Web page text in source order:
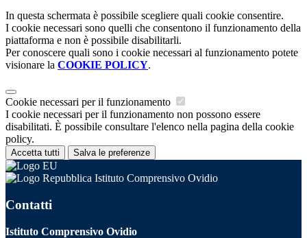
In questa schermata è possibile scegliere quali cookie consentire.
I cookie necessari sono quelli che consentono il funzionamento della
piattaforma e non è possibile disabilitarli.
Per conoscere quali sono i cookie necessari al funzionamento potete
visionare la COOKIE POLICY.
Cookie necessari per il funzionamento
I cookie necessari per il funzionamento non possono essere
disabilitati. È possibile consultare l'elenco nella pagina della cookie
policy.
Accetta tutti Salva le preferenze
Istituto Comprensivo Ovidio
Contatti
Istituto Comprensivo Ovidio